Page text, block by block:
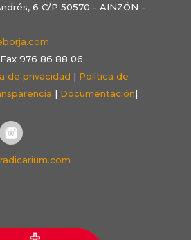
6 C/P 50570 - AINZÓN -
976 86 88 06
de privacidad | Política de
| Documentación|